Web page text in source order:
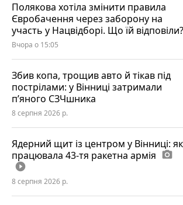
Полякова хотіла змінити правила
Євробачення через заборону на
участь у Нацвідборі. Що їй відповіли?
Вчора о 15:05
Збив копа, трощив авто й тікав під
пострілами: у Вінниці затримали
п’яного СЗЧшника
8 серпня 2026 р.
Ядерний щит із центром у Вінниці: як
працювала 43-тя ракетна армія photo_camera
play_circle_filled
8 серпня 2026 р.